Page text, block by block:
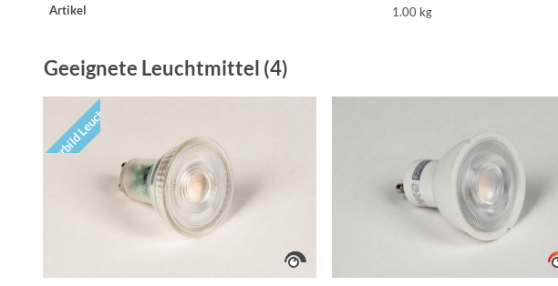
Artikel 1.00 kg
Geeignete Leuchtmittel (4)
Vorbild Leuchte